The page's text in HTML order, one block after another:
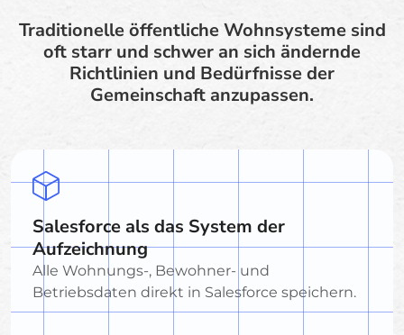
Traditionelle öffentliche Wohnsysteme sind
oft starr und schwer an sich ändernde
Richtlinien und Bedürfnisse der
Gemeinschaft anzupassen.
Salesforce als das System der
Aufzeichnung
Alle Wohnungs-, Bewohner- und
Betriebsdaten direkt in Salesforce speichern.